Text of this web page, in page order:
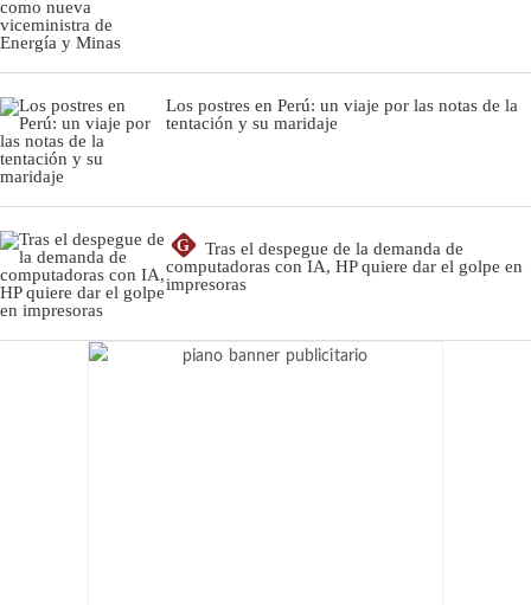
Los postres en Perú: un viaje por las notas de la
tentación y su maridaje
G
Tras el despegue de la demanda de
computadoras con IA, HP quiere dar el golpe en
impresoras